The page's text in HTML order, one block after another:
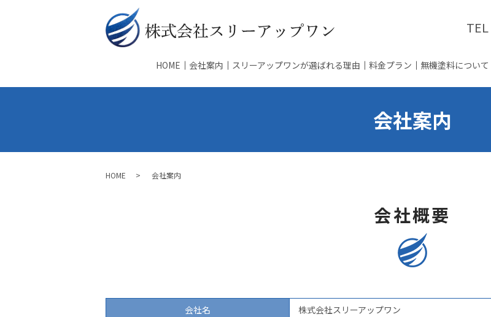
HOME 会社案内 スリーアップワンが選ばれる理由 料金プラン 無機塗料について
TEL
会社案内
HOME 会社案内
会社概要
会社名 株式会社スリーアップワン